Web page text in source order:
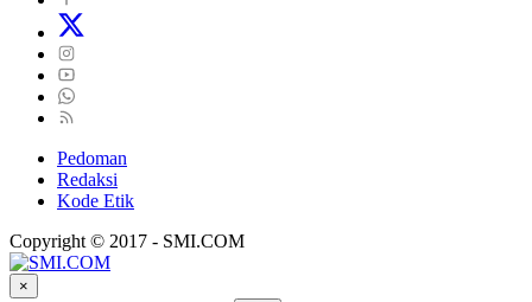
Pedoman
Redaksi
Kode Etik
Copyright © 2017 - SMI.COM
×